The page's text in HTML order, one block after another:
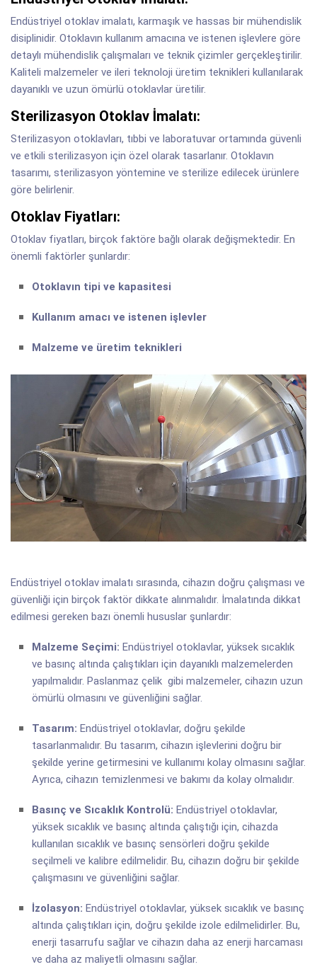
Endüstriyel otoklav imalatı, karmaşık ve hassas bir mühendislik
disiplinidir. Otoklavın kullanım amacına ve istenen işlevlere göre
detaylı mühendislik çalışmaları ve teknik çizimler gerçekleştirilir.
Kaliteli malzemeler ve ileri teknoloji üretim teknikleri kullanılarak
dayanıklı ve uzun ömürlü otoklavlar üretilir.
Sterilizasyon Otoklav İmalatı:
Sterilizasyon otoklavları, tıbbi ve laboratuvar ortamında güvenli
ve etkili sterilizasyon için özel olarak tasarlanır. Otoklavın
tasarımı, sterilizasyon yöntemine ve sterilize edilecek ürünlere
göre belirlenir.
Otoklav Fiyatları:
Otoklav fiyatları, birçok faktöre bağlı olarak değişmektedir. En
önemli faktörler şunlardır:
Otoklavın tipi ve kapasitesi
Kullanım amacı ve istenen işlevler
Malzeme ve üretim teknikleri
Endüstriyel otoklav imalatı sırasında, cihazın doğru çalışması ve
güvenliği için birçok faktör dikkate alınmalıdır. İmalatında dikkat
edilmesi gereken bazı önemli hususlar şunlardır:
Malzeme Seçimi: Endüstriyel otoklavlar, yüksek sıcaklık
ve basınç altında çalıştıkları için dayanıklı malzemelerden
yapılmalıdır. Paslanmaz çelik gibi malzemeler, cihazın uzun
ömürlü olmasını ve güvenliğini sağlar.
Tasarım: Endüstriyel otoklavlar, doğru şekilde
tasarlanmalıdır. Bu tasarım, cihazın işlevlerini doğru bir
şekilde yerine getirmesini ve kullanımı kolay olmasını sağlar.
Ayrıca, cihazın temizlenmesi ve bakımı da kolay olmalıdır.
Basınç ve Sıcaklık Kontrolü: Endüstriyel otoklavlar,
yüksek sıcaklık ve basınç altında çalıştığı için, cihazda
kullanılan sıcaklık ve basınç sensörleri doğru şekilde
seçilmeli ve kalibre edilmelidir. Bu, cihazın doğru bir şekilde
çalışmasını ve güvenliğini sağlar.
İzolasyon: Endüstriyel otoklavlar, yüksek sıcaklık ve basınç
altında çalıştıkları için, doğru şekilde izole edilmelidirler. Bu,
enerji tasarrufu sağlar ve cihazın daha az enerji harcaması
ve daha az maliyetli olmasını sağlar.